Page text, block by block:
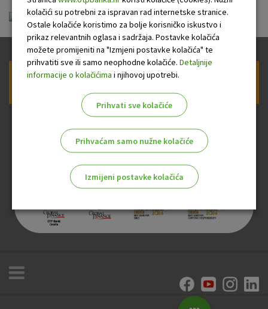
O nama OTP Dnevno financijsko izvješće.pdf
Prijava na newsletter OTP banke
kolačići su potrebni za ispravan rad internetske stranice.
Ostale kolačiće koristimo za bolje korisničko iskustvo i
prikaz relevantnih oglasa i sadržaja. Postavke kolačića
možete promijeniti na "Izmjeni postavke kolačića" te
prihvatiti sve ili samo neophodne kolačiće. Detaljnije
informacije o kolačićima i njihovoj upotrebi.
Prihvati sve kolačiće
Prihvaćam samo nužne kolačiće
Izmijeni postavke kolačića
Nužni kolačići